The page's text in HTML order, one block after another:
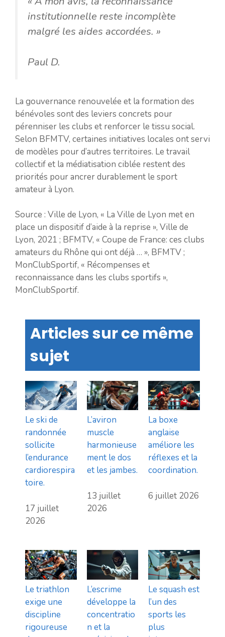
institutionnelle reste incomplète
malgré les aides accordées. »
Paul D.
La gouvernance renouvelée et la formation des
bénévoles sont des leviers concrets pour
pérenniser les clubs et renforcer le tissu social.
Selon BFMTV, certaines initiatives locales ont servi
de modèles pour d’autres territoires. Le travail
collectif et la médiatisation ciblée restent des
priorités pour ancrer durablement le sport
amateur à Lyon.
Source : Ville de Lyon, « La Ville de Lyon met en
place un dispositif d’aide à la reprise », Ville de
Lyon, 2021 ; BFMTV, « Coupe de France: ces clubs
amateurs du Rhône qui ont déjà … », BFMTV ;
MonClubSportif, « Récompenses et
reconnaissance dans les clubs sportifs »,
MonClubSportif.
Articles sur ce même
sujet
Le ski de
randonnée
sollicite
l’endurance
cardiorespira
toire.
17 juillet
2026
L’aviron
muscle
harmonieuse
ment le dos
et les jambes.
13 juillet
2026
La boxe
anglaise
améliore les
réflexes et la
coordination.
6 juillet 2026
Le triathlon
exige une
discipline
rigoureuse
L’escrime
développe la
concentratio
n et la
Le squash est
l’un des
sports les
plus